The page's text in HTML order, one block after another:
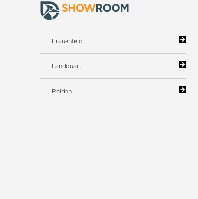
Frauenfeld
Landquart
Reiden